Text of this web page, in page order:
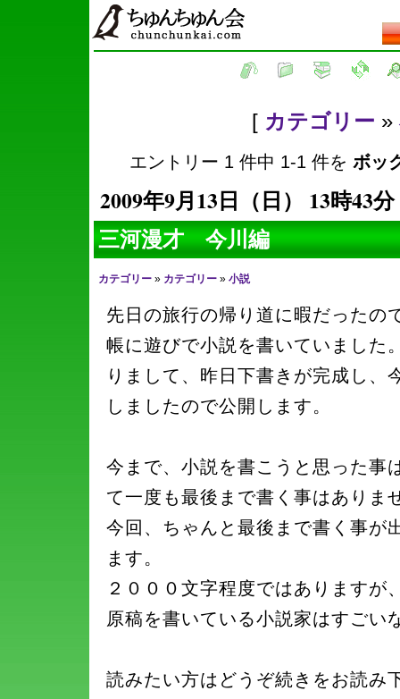
[ カテゴリー »
エントリー 1 件中 1-1 件を ボッ
2009年9月13日（日） 13時43分
三河漫才 今川編
カテゴリー » カテゴリー » 小説
先日の旅行の帰り道に暇だったの
帳に遊びで小説を書いていました
りまして、昨日下書きが完成し、
しましたので公開します。
今まで、小説を書こうと思った事
て一度も最後まで書く事はありま
今回、ちゃんと最後まで書く事が
ます。
２０００文字程度ではありますが
原稿を書いている小説家はすごい
読みたい方はどうぞ続きをお読み